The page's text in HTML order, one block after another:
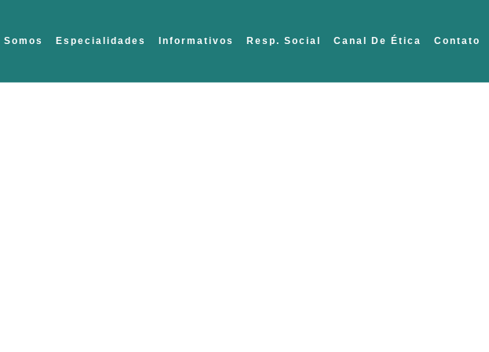
Somos Especialidades Informativos Resp. Social Canal De Ética Contato